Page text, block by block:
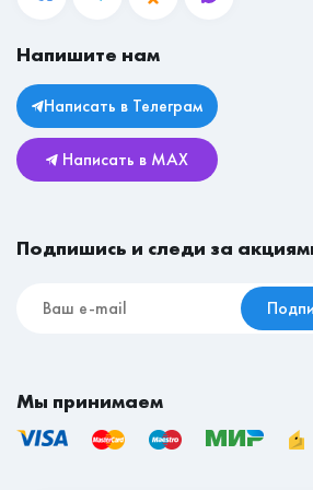
Подпишись и следи за
Мы принимаем
Напишите нам
Написать в Телеграм
Написать в MAX
Комоды
Детские
Реставрационные материалы
Личный кабинет
Юридическая информация
Возврат и обмен
Магазины